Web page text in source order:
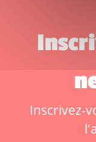
Inscrivez-